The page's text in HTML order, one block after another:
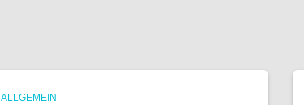
ALLGEMEIN